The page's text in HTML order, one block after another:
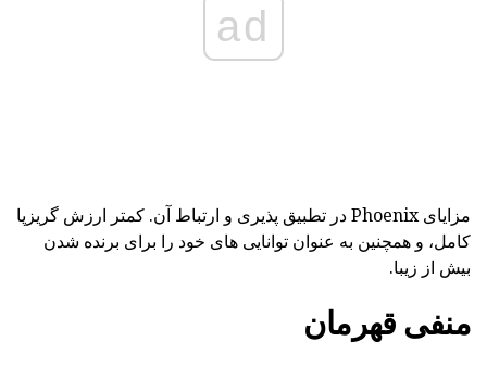
ad
مزایای Phoenix در تطبیق پذیری و ارتباط آن. کمتر ارزش گریزپا
کامل، و همچنین به عنوان توانایی های خود را برای برنده شدن
بیش از زیبا.
منفی قهرمان